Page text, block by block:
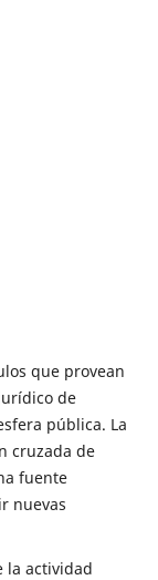
que provean
de
pública. La
cruzada de
fuente
nuevas
la actividad